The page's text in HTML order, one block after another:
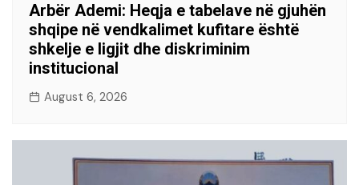
Arbër Ademi: Heqja e tabelave në gjuhën
shqipe në vendkalimet kufitare është
shkelje e ligjit dhe diskriminim
institucional
August 6, 2026